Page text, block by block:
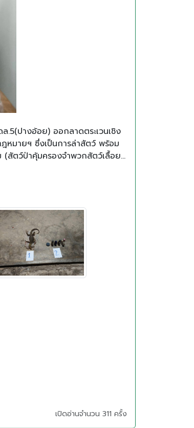
ปางอ้อย) ออกลาดตระเวนเชิง
เปิดอ่านจำนวน 311 ครั้ง